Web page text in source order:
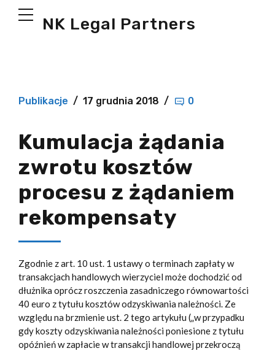
NK Legal Partners
Publikacje 17 grudnia 2018 0
Kumulacja żądania
zwrotu kosztów
procesu z żądaniem
rekompensaty
Zgodnie z art. 10 ust. 1 ustawy o terminach zapłaty w
transakcjach handlowych wierzyciel może dochodzić od
dłużnika oprócz roszczenia zasadniczego równowartości
40 euro z tytułu kosztów odzyskiwania należności. Ze
względu na brzmienie ust. 2 tego artykułu („w przypadku
gdy koszty odzyskiwania należności poniesione z tytułu
opóźnień w zapłacie w transakcji handlowej przekroczą